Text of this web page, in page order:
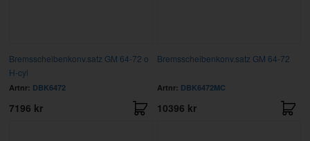
Bremsscheibenkonv.satz GM 64-72 o
H-cyl
Artnr: DBK6472
7196 kr
Bremsscheibenkonv.satz GM 64-72
Artnr: DBK6472MC
10396 kr